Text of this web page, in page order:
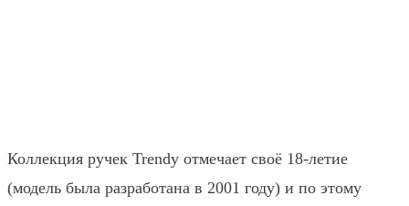
Коллекция ручек Trendy отмечает своё 18-летие
(модель была разработана в 2001 году) и по этому